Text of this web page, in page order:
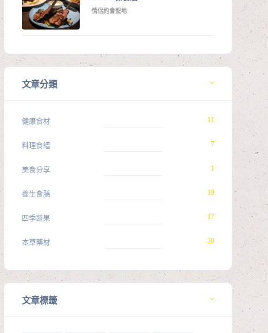
情侶約會聖地
文章分類
健康食材 11
料理食譜 7
美食分享 1
養生食膳 19
四季蔬果 17
本草藥材 20
文章標籤